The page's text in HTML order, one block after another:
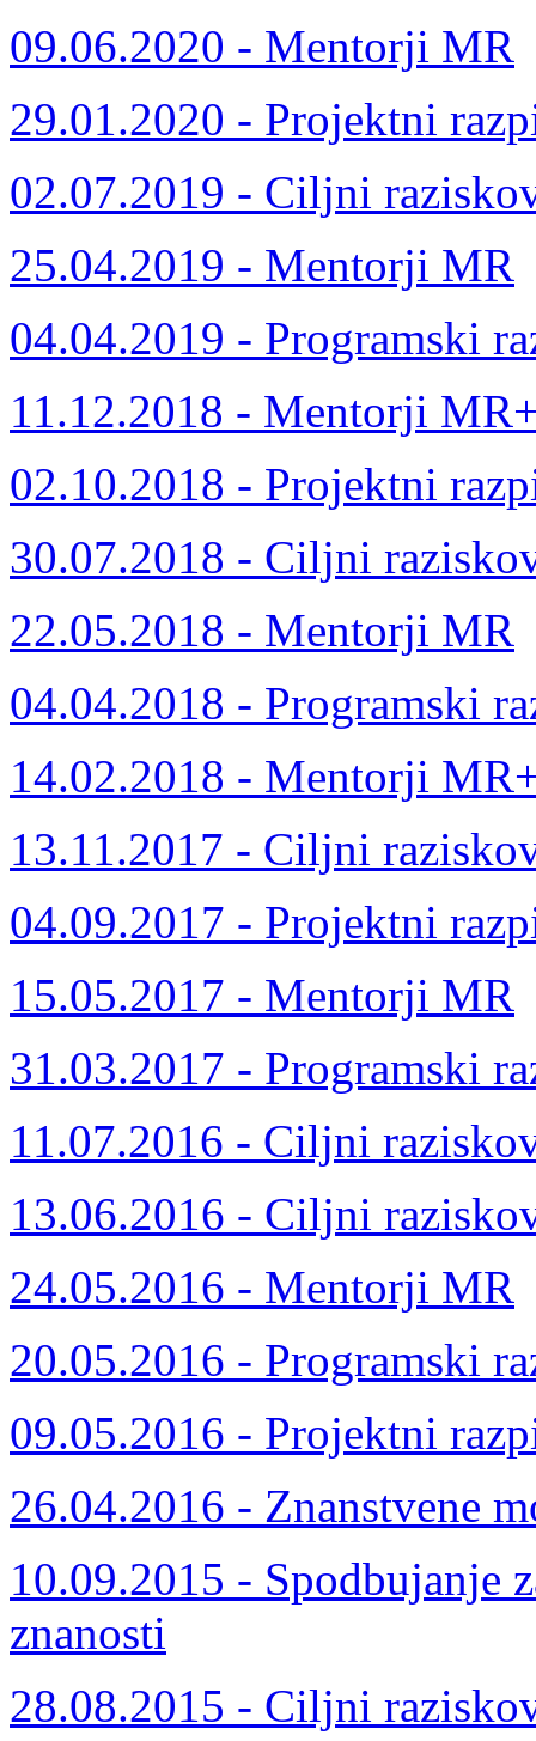
09.06.2020 - Mentorji MR
29.01.2020 - Projektni
02.07.2019 - Ciljni
25.04.2019 - Mentorji MR
04.04.2019 - Programski
11.12.2018 - Mentorji
02.10.2018 - Projektni
30.07.2018 - Ciljni
22.05.2018 - Mentorji MR
04.04.2018 - Programski
14.02.2018 - Mentorji
13.11.2017 - Ciljni
04.09.2017 - Projektni
15.05.2017 - Mentorji MR
31.03.2017 - Programski
11.07.2016 - Ciljni
13.06.2016 - Ciljni
24.05.2016 - Mentorji MR
20.05.2016 - Programski
09.05.2016 - Projektni
26.04.2016 - Znanstvene
10.09.2015 - Spodbujanje
znanosti
28.08.2015 - Ciljni